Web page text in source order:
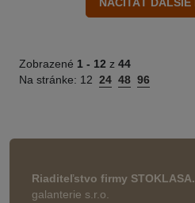
Zobrazené 1 - 12 z 44
Na stránke: 12 24 48 96
Riaditeľstvo firmy STOKLASA.
galanterie s.r.o.